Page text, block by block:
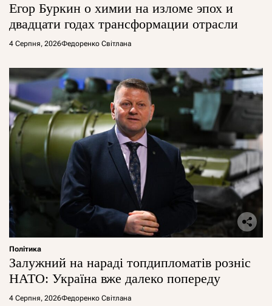
Егор Буркин о химии на изломе эпох и
двадцати годах трансформации отрасли
4 Серпня, 2026Федоренко Світлана
Політика
Залужний на нараді топдипломатів розніс
НАТО: Україна вже далеко попереду
4 Серпня, 2026Федоренко Світлана